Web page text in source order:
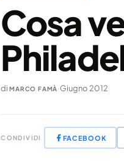
Cosa
diMARCO FAMÀ·Giugno 2012
CONDIVIDI FACEBOOK